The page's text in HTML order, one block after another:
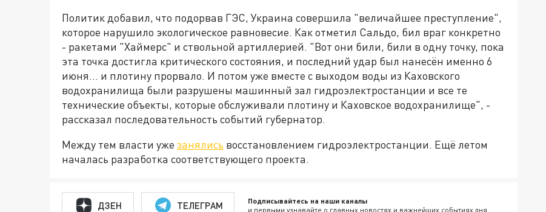
Политик добавил, что подорвав ГЭС, Украина совершила "величайшее преступление",
которое нарушило экологическое равновесие. Как отметил Сальдо, бил враг конкретно
- ракетами "Хаймерс" и ствольной артиллерией. "Вот они били, били в одну точку, пока
эта точка достигла критического состояния, и последний удар был нанесён именно 6
июня… и плотину прорвало. И потом уже вместе с выходом воды из Каховского
водохранилища были разрушены машинный зал гидроэлектростанции и все те
технические объекты, которые обслуживали плотину и Каховское водохранилище", -
рассказал последовательность событий губернатор.
Между тем власти уже занялись восстановлением гидроэлектростанции. Ещё летом
началась разработка соответствующего проекта.
ДЗЕН ТЕЛЕГРАМ Подписывайтесь на наши каналы
и первыми узнавайте о главных новостях и важнейших событиях дня.